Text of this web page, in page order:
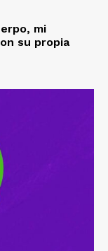
mi
su propia